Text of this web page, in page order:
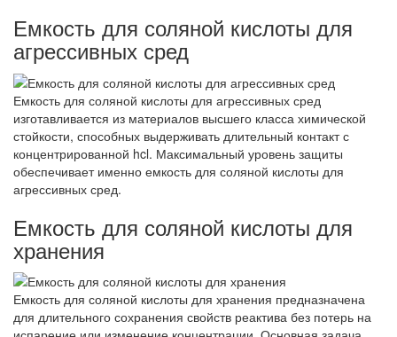
Емкость для соляной кислоты для
агрессивных сред
Емкость для соляной кислоты для агрессивных сред
изготавливается из материалов высшего класса химической
стойкости, способных выдерживать длительный контакт с
концентрированной hcl. Максимальный уровень защиты
обеспечивает именно емкость для соляной кислоты для
агрессивных сред.
Емкость для соляной кислоты для
хранения
Емкость для соляной кислоты для хранения предназначена
для длительного сохранения свойств реактива без потерь на